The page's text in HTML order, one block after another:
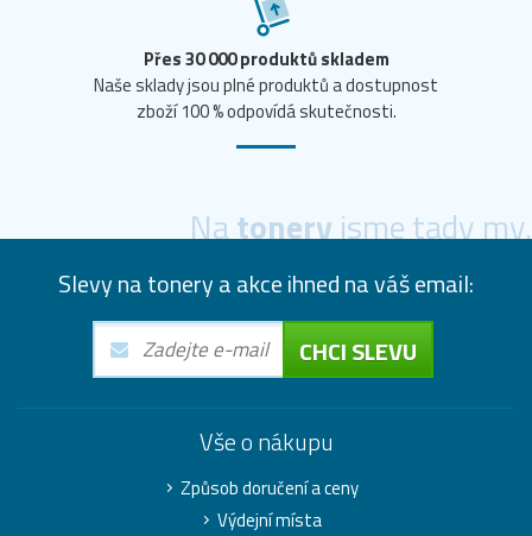
Přes 30 000 produktů skladem
Naše sklady jsou plné produktů a dostupnost
zboží 100 % odpovídá skutečnosti.
Natoneryjsme tady my.
Slevy na tonery a akce ihned na váš email:
CHCI SLEVU
Vše o nákupu
Způsob doručení a ceny
Výdejní místa